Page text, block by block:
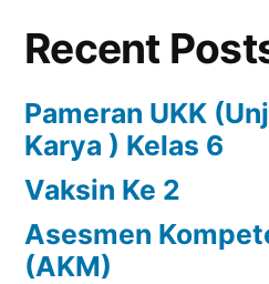
Recent
Pameran UKK
Karya ) Kelas 6
Vaksin Ke 2
Asesmen
(AKM)